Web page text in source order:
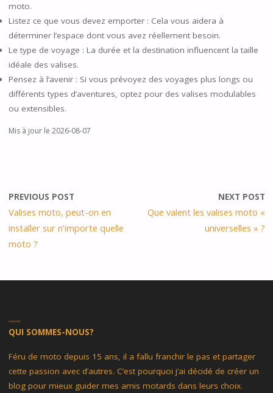
moto.
Listez ce que vous devez emporter : Cela vous aidera à
déterminer l’espace dont vous avez réellement besoin.
Le type de voyage : La durée et la destination influencent la taille
idéale des valises.
Pensez à l’avenir : Si vous prévoyez des voyages plus longs ou
différents types d’aventures, optez pour des valises modulables
ou extensibles.
Mis à jour le 2026-08-07
PREVIOUS POST
Valises moto, peut-on en
installer sur n’importe quelle
moto ?
NEXT POST
Que valent les valises moto «
universelles » ?
QUI SOMMES-NOUS?
Féru de moto depuis 15 ans, il a fallu franchir le pas et partager
cette passion avec d’autres. C’est pourquoi j’ai décidé de créer un
blog pour mieux guider mes amis motards dans leurs choix.